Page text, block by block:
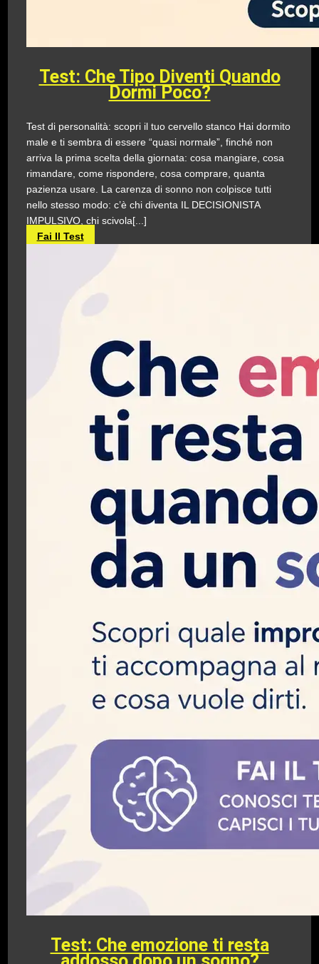
Test: Che Tipo Diventi Quando
Dormi Poco?
Test di personalità: scopri il tuo cervello stanco Hai dormito
male e ti sembra di essere “quasi normale”, finché non
arriva la prima scelta della giornata: cosa mangiare, cosa
rimandare, come rispondere, cosa comprare, quanta
pazienza usare. La carenza di sonno non colpisce tutti
nello stesso modo: c’è chi diventa IL DECISIONISTA
IMPULSIVO, chi scivola[...]
Fai Il Test
Test: Che emozione ti resta